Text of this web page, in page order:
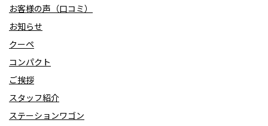
お客様の声（口コミ）
お知らせ
クーペ
コンパクト
ご挨拶
スタッフ紹介
ステーションワゴン